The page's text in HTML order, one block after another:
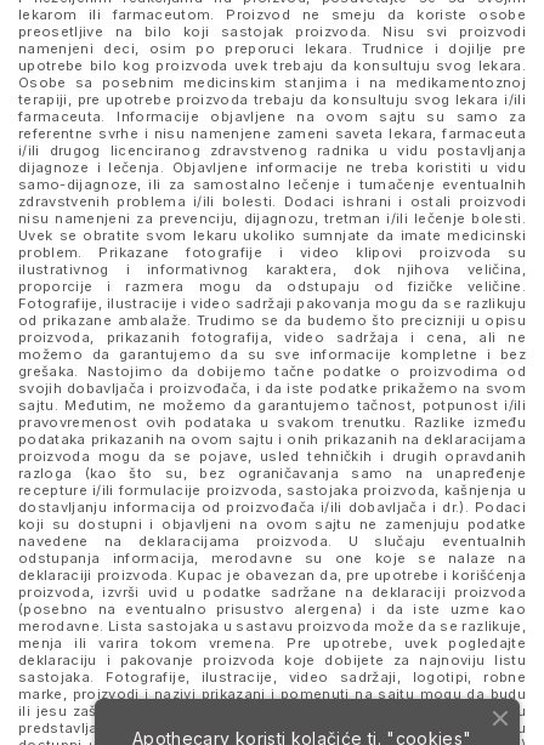
lekarom ili farmaceutom. Proizvod ne smeju da koriste osobe
preosetljive na bilo koji sastojak proizvoda. Nisu svi proizvodi
namenjeni deci, osim po preporuci lekara. Trudnice i dojilje pre
upotrebe bilo kog proizvoda uvek trebaju da konsultuju svog lekara.
Osobe sa posebnim medicinskim stanjima i na medikamentoznoj
terapiji, pre upotrebe proizvoda trebaju da konsultuju svog lekara i/ili
farmaceuta. Informacije objavljene na ovom sajtu su samo za
referentne svrhe i nisu namenjene zameni saveta lekara, farmaceuta
i/ili drugog licenciranog zdravstvenog radnika u vidu postavljanja
dijagnoze i lečenja. Objavljene informacije ne treba koristiti u vidu
samo-dijagnoze, ili za samostalno lečenje i tumačenje eventualnih
zdravstvenih problema i/ili bolesti. Dodaci ishrani i ostali proizvodi
nisu namenjeni za prevenciju, dijagnozu, tretman i/ili lečenje bolesti.
Uvek se obratite svom lekaru ukoliko sumnjate da imate medicinski
problem. Prikazane fotografije i video klipovi proizvoda su
ilustrativnog i informativnog karaktera, dok njihova veličina,
proporcije i razmera mogu da odstupaju od fizičke veličine.
Fotografije, ilustracije i video sadržaji pakovanja mogu da se razlikuju
od prikazane ambalaže. Trudimo se da budemo što precizniji u opisu
proizvoda, prikazanih fotografija, video sadržaja i cena, ali ne
možemo da garantujemo da su sve informacije kompletne i bez
grešaka. Nastojimo da dobijemo tačne podatke o proizvodima od
svojih dobavljača i proizvođača, i da iste podatke prikažemo na svom
sajtu. Međutim, ne možemo da garantujemo tačnost, potpunost i/ili
pravovremenost ovih podataka u svakom trenutku. Razlike između
podataka prikazanih na ovom sajtu i onih prikazanih na deklaracijama
proizvoda mogu da se pojave, usled tehničkih i drugih opravdanih
razloga (kao što su, bez ograničavanja samo na unapređenje
recepture i/ili formulacije proizvoda, sastojaka proizvoda, kašnjenja u
dostavljanju informacija od proizvođača i/ili dobavljača i dr.). Podaci
koji su dostupni i objavljeni na ovom sajtu ne zamenjuju podatke
navedene na deklaracijama proizvoda. U slučaju eventualnih
odstupanja informacija, merodavne su one koje se nalaze na
deklaraciji proizvoda. Kupac je obavezan da, pre upotrebe i korišćenja
proizvoda, izvrši uvid u podatke sadržane na deklaraciji proizvoda
(posebno na eventualno prisustvo alergena) i da iste uzme kao
merodavne. Lista sastojaka u sastavu proizvoda može da se razlikuje,
menja ili varira tokom vremena. Pre upotrebe, uvek pogledajte
deklaraciju i pakovanje proizvoda koje dobijete za najnoviju listu
sastojaka. Fotografije, ilustracije, video sadržaji, logotipi, robne
marke, proizvodi i nazivi prikazani i pomenuti na sajtu mogu da budu
ili jesu zaštitni znaci njihovih kompanija. Proizvodi prikazani na sajtu
predstavljaju deo ponude za poručivanje i ne podrazumeva se da su
Apothecary koristi kolačiće tj. "cookies"